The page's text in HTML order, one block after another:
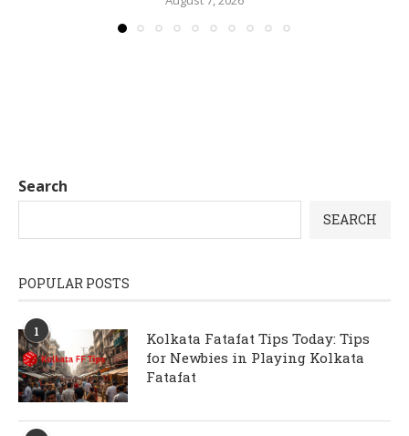
Search
SEARCH
POPULAR POSTS
1
Kolkata Fatafat Tips Today: Tips
for Newbies in Playing Kolkata
Fatafat